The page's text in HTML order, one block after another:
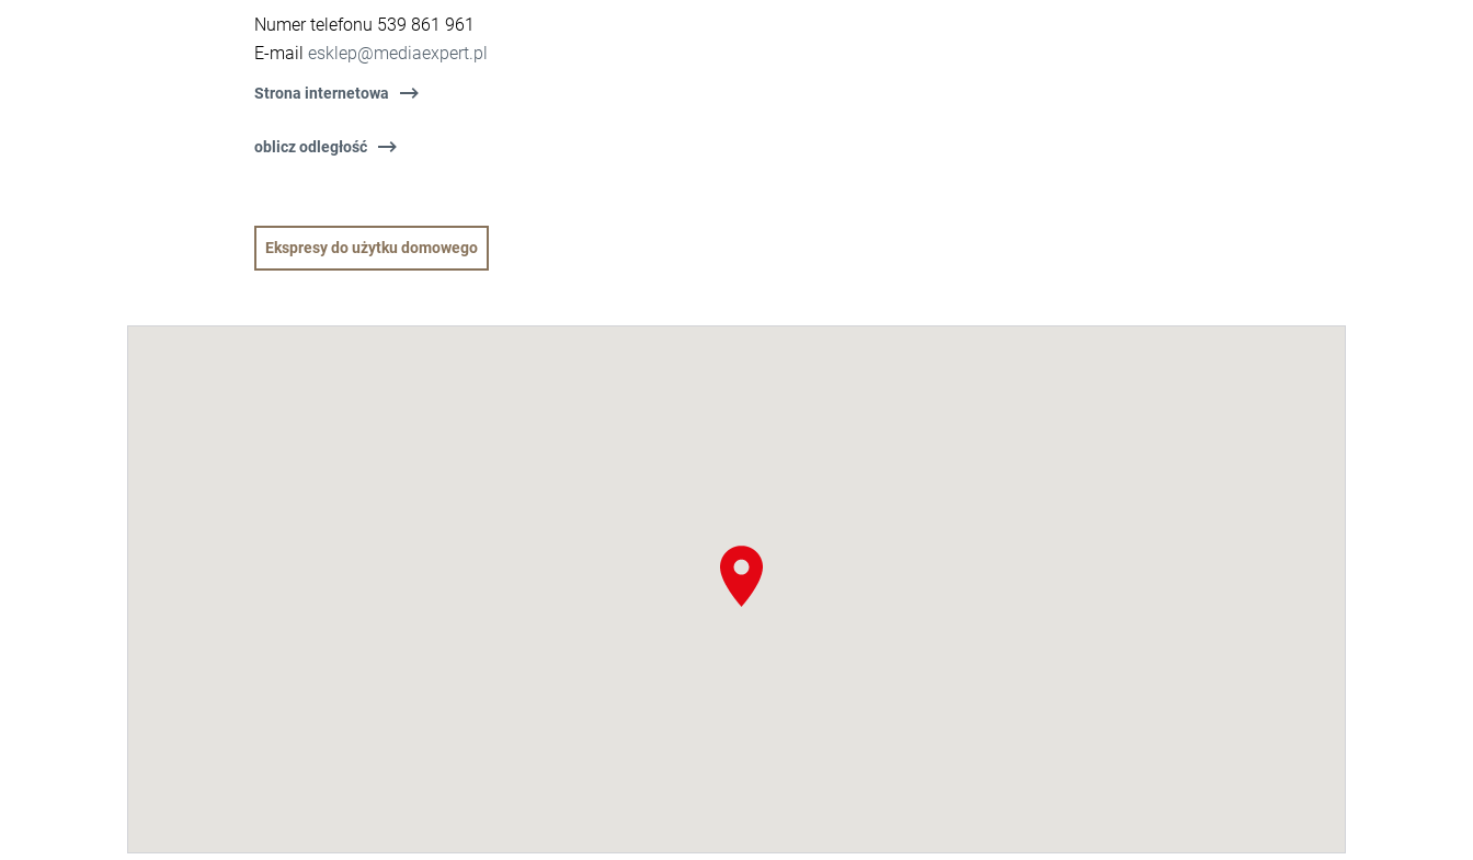
Numer telefonu 539 861 961
E-mailesklep@mediaexpert.pl
Strona internetowa
oblicz odległość
Ekspresy do użytku domowego